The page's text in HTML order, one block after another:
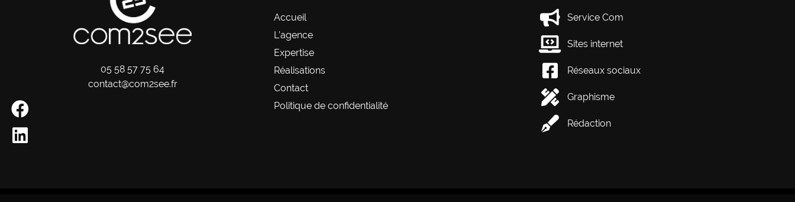
05 58 57 75 64
contact@com2see.fr
Accueil
L’agence
Expertise
Réalisations
Contact
Politique de confidentialité
Service Com
Sites internet
Réseaux sociaux
Graphisme
Rédaction